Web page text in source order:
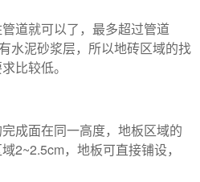
道就可以了，最多超过管道
水泥砂浆层，所以地砖区域的找
比较低。
成面在同一高度，地板区域的
2~2.5cm，地板可直接铺设，